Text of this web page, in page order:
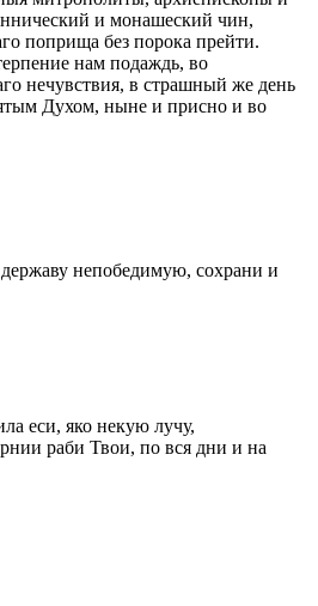
и монашеский чин,
поприща без порока прейти.
нам подаждь, во
нечувствия, в страшный же день
Духом, ныне и присно и во
непобедимую, сохрани и
еси, яко некую лучу,
раби Твои, по вся дни и на